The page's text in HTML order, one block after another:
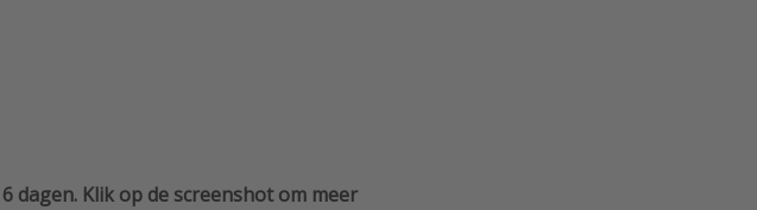
dagen. Klik op de screenshot om meer